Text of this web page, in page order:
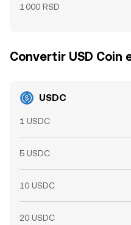
1 000 RSD
Convertir USD Coin
USDC
1 USDC
5 USDC
10 USDC
20 USDC